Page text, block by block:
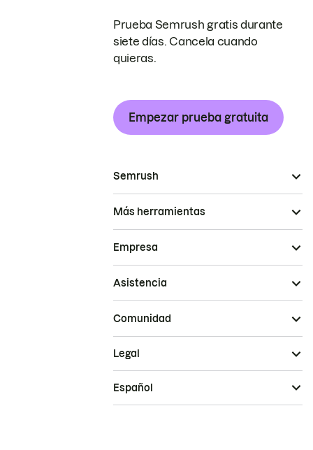
Prueba Semrush gratis durante
siete días. Cancela cuando
quieras.
Empezar prueba gratuita
Semrush
Más herramientas
Empresa
Asistencia
Comunidad
Legal
Español